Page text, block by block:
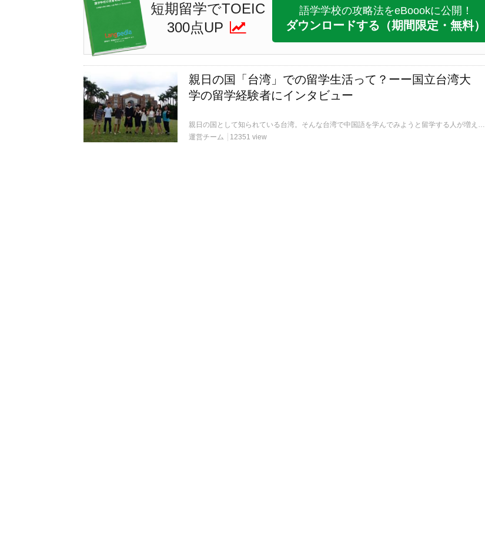
短期留学でTOEIC
300点UP
語学学校の攻略法をeBoookに公開！
ダウンロードする （期間限定・無料）
親日の国「台湾」での留学生活って？ーー国立台湾大
学の留学経験者にインタビュー
親日の国として知られている台湾。そんな台湾で中国語を学んでみようと留学する人が増えてきているのをご存知ですか？今回は国立台湾大学に留学している人にインタビューしました！
運営チーム
12351 view